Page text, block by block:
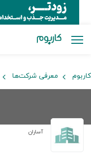
کاربوم معرفی شرکت‌ها
آساران